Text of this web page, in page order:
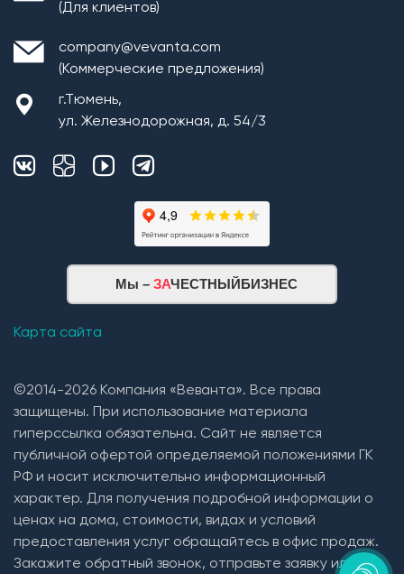
(Для клиентов)
company@vevanta.com
(Коммерческие предложения)
г.Тюмень,
ул. Железнодорожная, д. 54/3
Мы – ЗАЧЕСТНЫЙБИЗНЕС
Карта сайта
©2014-2026 Компания «Веванта». Все права
защищены. При использование материала
гиперссылка обязательна. Сайт не является
публичной офертой определяемой положениями ГК
РФ и носит исключительно информационный
характер. Для получения подробной информации о
ценах на дома, стоимости, видах и условий
предоставления услуг обращайтесь в офис продаж.
Закажите обратный звонок, отправьте заявку или